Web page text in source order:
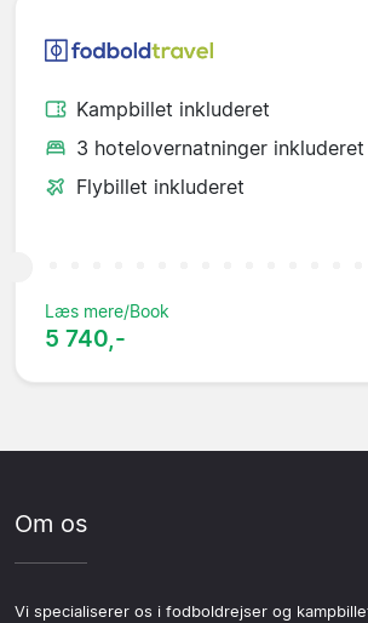
Kampbillet inkluderet
3 hotelovernatninger inkluderet
Flybillet inkluderet
Læs mere/Book
5 740,-
Om os
Vi specialiserer os i fodboldrejser og